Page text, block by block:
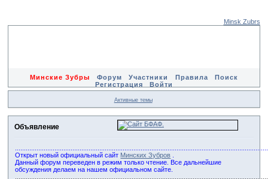
Minsk Zubrs
Минские Зубры Форум Участники Правила
Поиск
Регистрация
Войти
Активные темы
Объявление
Открыт новый официальный сайт Минских Зубров
Данный форум переведен в режим только чтение. Все дальнейшие
обсуждения делаем на нашем официальном сайте.